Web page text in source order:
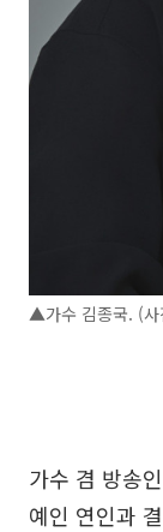
▲가수 김종국. (사
가수 겸 방송
예인 연인과